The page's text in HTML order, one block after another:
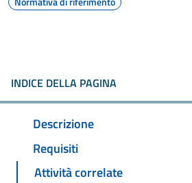
INDICE DELLA PAGINA
Descrizione
Requisiti
Attività correlate